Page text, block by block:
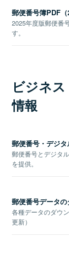
郵便番号簿PDF（
2025年度版郵便番
す。
ビジネ
情報
郵便番号・デジ
郵便番号とデジタ
を提供。
郵便番号データ
各種データのダウ
更新）